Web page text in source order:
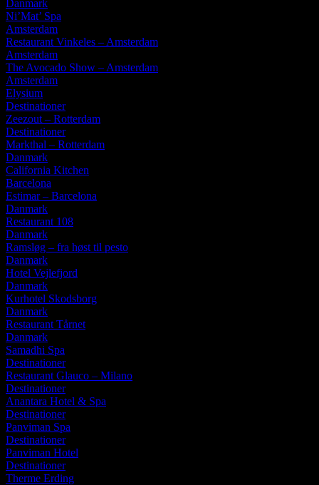
Danmark
Ni’Mat’ Spa
Amsterdam
Restaurant Vinkeles – Amsterdam
Amsterdam
The Avocado Show – Amsterdam
Amsterdam
Elysium
Destinationer
Zeezout – Rotterdam
Destinationer
Markthal – Rotterdam
Danmark
California Kitchen
Barcelona
Estimar – Barcelona
Danmark
Restaurant 108
Danmark
Ramsløg – fra høst til pesto
Danmark
Hotel Vejlefjord
Danmark
Kurhotel Skodsborg
Danmark
Restaurant Tårnet
Danmark
Samadhi Spa
Destinationer
Restaurant Glauco – Milano
Destinationer
Anantara Hotel & Spa
Destinationer
Panviman Spa
Destinationer
Panviman Hotel
Destinationer
Therme Erding